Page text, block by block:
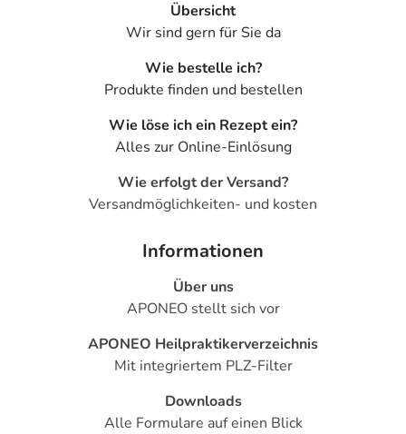
Übersicht
Wir sind gern für Sie da
Wie bestelle ich?
Produkte finden und bestellen
Wie löse ich ein Rezept ein?
Alles zur Online-Einlösung
Wie erfolgt der Versand?
Versandmöglichkeiten- und kosten
Informationen
Über uns
APONEO stellt sich vor
APONEO Heilpraktikerverzeichnis
Mit integriertem PLZ-Filter
Downloads
Alle Formulare auf einen Blick